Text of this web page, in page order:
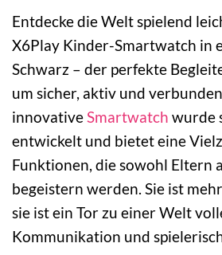
Entdecke die Welt spielend
X6Play Kinder-Smartwatch in
Schwarz – der perfekte
um sicher, aktiv und
innovative Smartwatch wurde
entwickelt und bietet eine
Funktionen, die sowohl Eltern
begeistern werden. Sie ist
sie ist ein Tor zu einer Welt
Kommunikation und